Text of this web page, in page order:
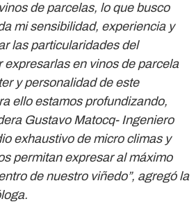
de parcelas, lo que busco
mi sensibilidad, experiencia y
las particularidades del
expresarlas en vinos de parcela
y personalidad de este
ello estamos profundizando,
Gustavo Matocq- Ingeniero
exhaustivo de micro climas y
permitan expresar al máximo
de nuestro viñedo”, agregó la